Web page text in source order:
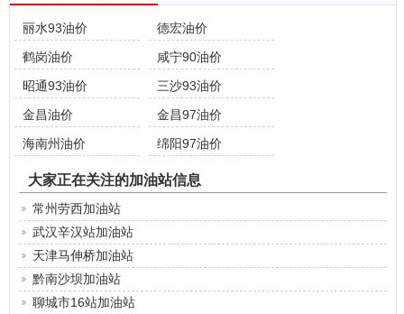
丽水93油价
德宏油价
鹤岗油价
咸宁90油价
昭通93油价
三沙93油价
金昌油价
金昌97油价
海南州油价
绵阳97油价
大家正在关注的加油站信息
常州劳西加油站
武汉辛汉站加油站
天津马伸桥加油站
黔南沙坝加油站
聊城市16站加油站